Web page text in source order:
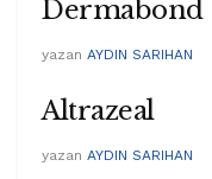
Dermabond
yazan AYDIN SARIHAN
Altrazeal
yazan AYDIN SARIHAN